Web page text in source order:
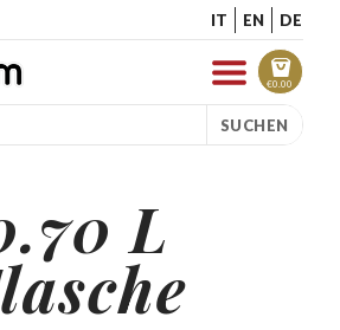
IT EN DE
€0.00
SUCHEN
L